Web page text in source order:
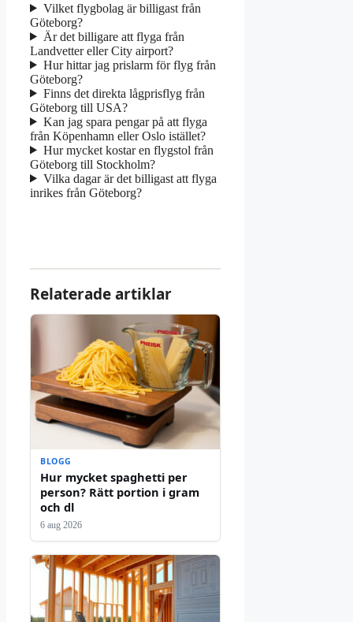
Vilket flygbolag är billigast från
Göteborg?
Är det billigare att flyga från
Landvetter eller City airport?
Hur hittar jag prislarm för flyg från
Göteborg?
Finns det direkta lågprisflyg från
Göteborg till USA?
Kan jag spara pengar på att flyga
från Köpenhamn eller Oslo istället?
Hur mycket kostar en flygstol från
Göteborg till Stockholm?
Vilka dagar är det billigast att flyga
inrikes från Göteborg?
Relaterade artiklar
BLOGG
Hur mycket spaghetti per
person? Rätt portion i gram
och dl
6 aug 2026